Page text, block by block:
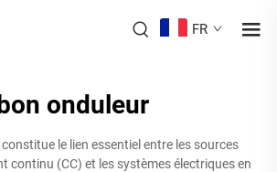
FR
onduleur
le lien essentiel entre les sources
continu (CC) et les systèmes électriques en